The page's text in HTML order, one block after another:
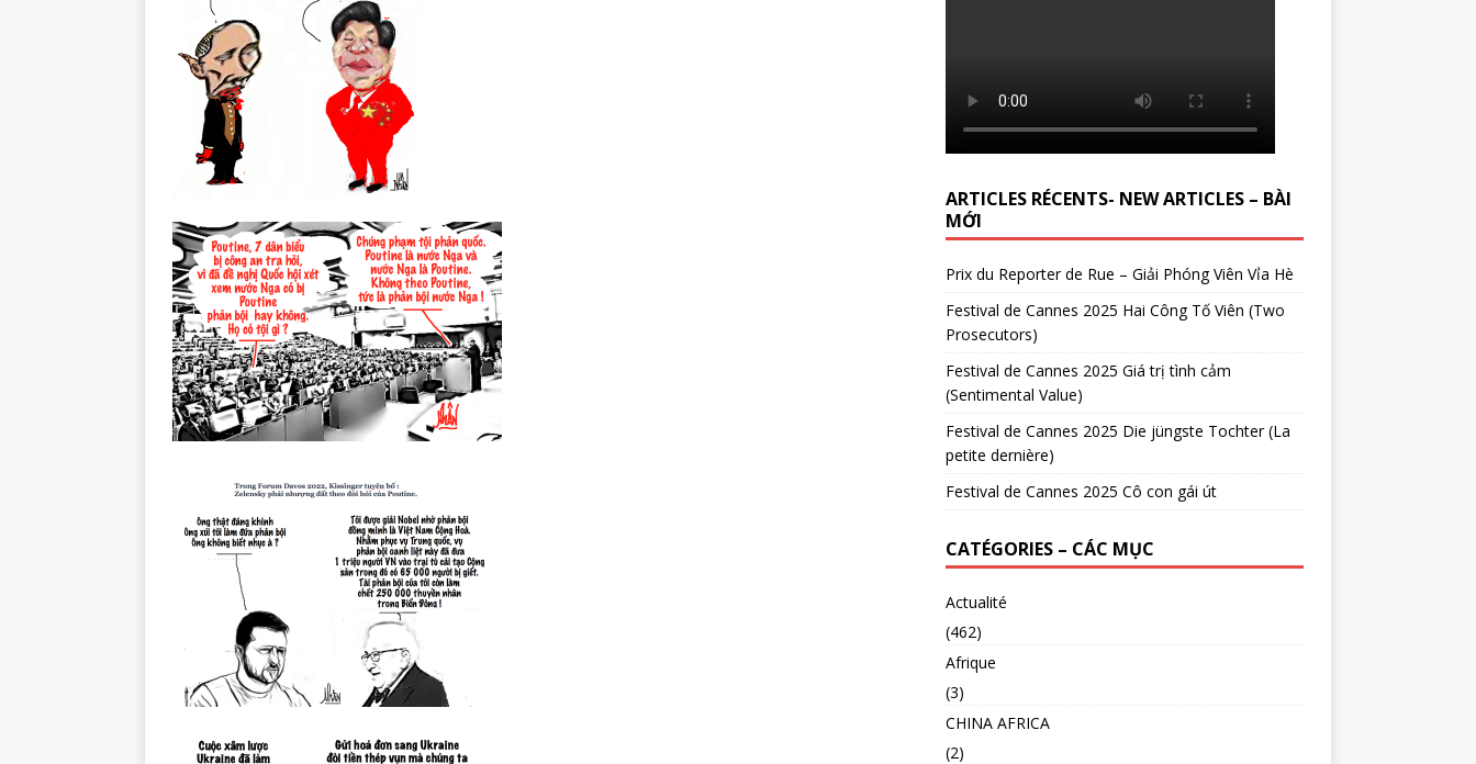
ARTICLES RÉCENTS- NEW ARTICLES – BÀI
MỚI
Prix du Reporter de Rue – Giải Phóng Viên Vỉa Hè
Festival de Cannes 2025 Hai Công Tố Viên (Two
Prosecutors)
Festival de Cannes 2025 Giá trị tình cảm
(Sentimental Value)
Festival de Cannes 2025 Die jüngste Tochter (La
petite dernière)
Festival de Cannes 2025 Cô con gái út
CATÉGORIES – CÁC MỤC
Actualité
(462)
Afrique
(3)
CHINA AFRICA
(2)